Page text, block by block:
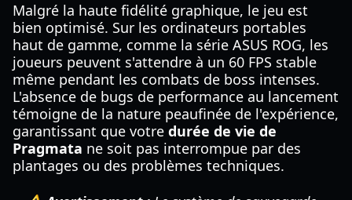
Malgré la haute fidélité graphique, le jeu est
bien optimisé. Sur les ordinateurs portables
haut de gamme, comme la série ASUS ROG, les
joueurs peuvent s'attendre à un 60 FPS stable
même pendant les combats de boss intenses.
L'absence de bugs de performance au lancement
témoigne de la nature peaufinée de l'expérience,
garantissant que votre durée de vie de
Pragmata ne soit pas interrompue par des
plantages ou des problèmes techniques.